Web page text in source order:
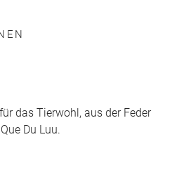
das Tierwohl, aus der Feder
Du Luu.